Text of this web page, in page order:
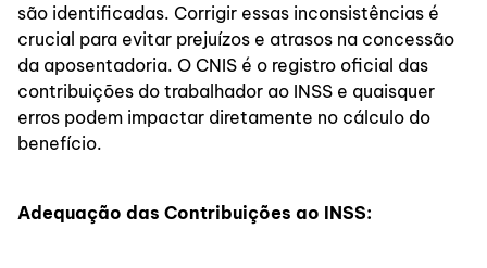
são identificadas. Corrigir essas inconsistências é
crucial para evitar prejuízos e atrasos na concessão
da aposentadoria. O CNIS é o registro oficial das
contribuições do trabalhador ao INSS e quaisquer
erros podem impactar diretamente no cálculo do
benefício.
Adequação das Contribuições ao INSS: